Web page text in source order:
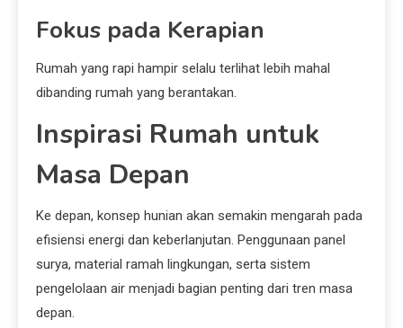
Fokus pada Kerapian
Rumah yang rapi hampir selalu terlihat lebih mahal
dibanding rumah yang berantakan.
Inspirasi Rumah untuk
Masa Depan
Ke depan, konsep hunian akan semakin mengarah pada
efisiensi energi dan keberlanjutan. Penggunaan panel
surya, material ramah lingkungan, serta sistem
pengelolaan air menjadi bagian penting dari tren masa
depan.